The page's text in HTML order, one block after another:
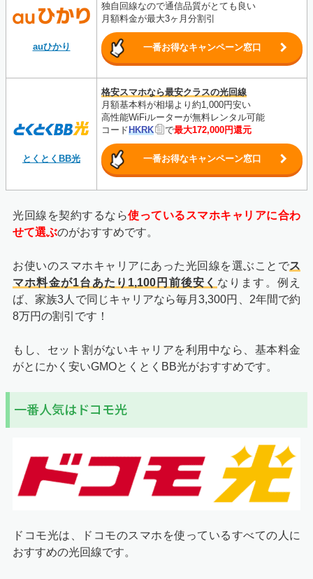
auひかり
独自回線なので通信品質がとても良い
月額料金が最大3ヶ月分割引
一番お得なキャンペーン窓口
とくとくBB光
格安スマホなら最安クラスの光回線
月額基本料が相場より約1,000円安い
高性能WiFiルーターが無料レンタル可能
コードHKRK で最大172,000円還元
一番お得なキャンペーン窓口
光回線を契約するなら使っているスマホキャリアに合わ
せて選ぶのがおすすめです。
お使いのスマホキャリアにあった光回線を選ぶことでス
マホ料金が1台あたり1,100円前後安く なります。例え
ば、家族3人で同じキャリアなら毎月3,300円、2年間で約
8万円の割引です！
もし、セット割がないキャリアを利用中なら、基本料金
がとにかく安いGMOとくとくBB光がおすすめです。
一番人気はドコモ光
ドコモ光は、ドコモのスマホを使っているすべての人に
おすすめの光回線です。